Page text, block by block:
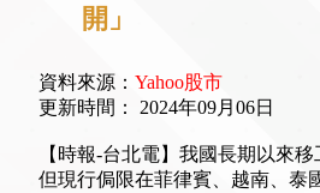
開」
資料來源：Yahoo股市
更新時間： 2024年09月06日
【時報-台北電】我國長期以來
但現行侷限在菲律賓、越南、泰